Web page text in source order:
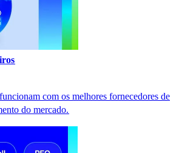
com os melhores fornecedores de
do mercado.​​